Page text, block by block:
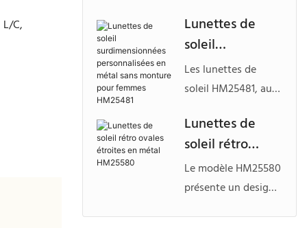
C,
marques de lunettes
durables
recherchant un
confort léger et une
marque blanche.
enfants
HPK23123
pour enfants,
fabriquées à partir
de matériaux
plastiques recyclés,
marques soucieuses
de l'environnement
à la recherche de
collections de
enfants élégantes et
Lunettes de
soleil
surdimensionné
es
en métal sans
monture pour
femmes
HM25481
Les lunettes de
soleil HM25481, au
sans monture,
affirment un style
unique. Leur
structure légère se
Lunettes de
soleil rétro
ovales étroites
en métal
Le modèle HM25580
présente un design